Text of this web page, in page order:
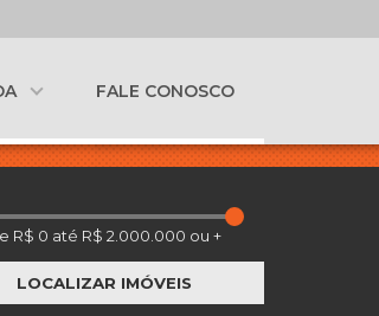
FALE CONOSCO
LOCALIZAR IMÓVEIS